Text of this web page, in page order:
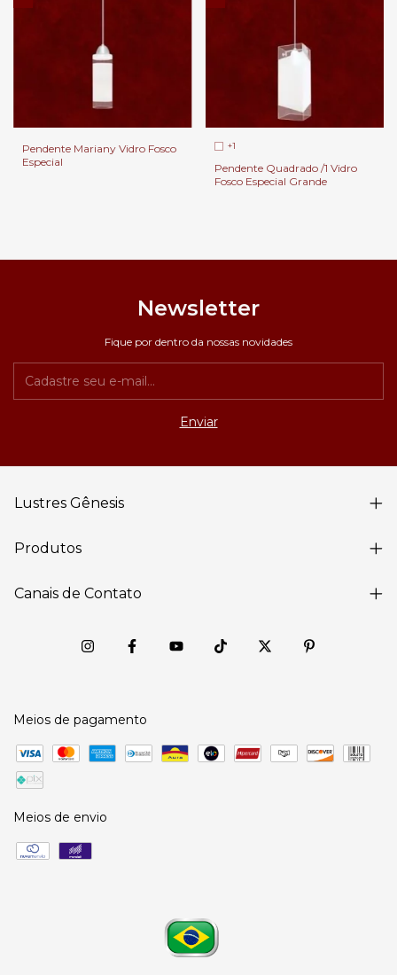
Pendente Mariany Vidro Fosco
Especial
+1
Pendente Quadrado /1 Vidro
Fosco Especial Grande
Newsletter
Fique por dentro da nossas novidades
Lustres Gênesis
Produtos
Canais de Contato
Meios de pagamento
Meios de envio